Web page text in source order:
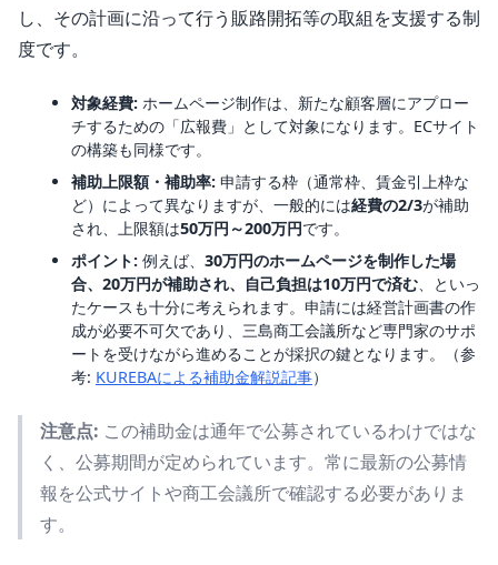
し、その計画に沿って行う販路開拓等の取組を支援する制
度です。
対象経費: ホームページ制作は、新たな顧客層にアプロー
チするための「広報費」として対象になります。ECサイト
の構築も同様です。
補助上限額・補助率: 申請する枠（通常枠、賃金引上枠な
ど）によって異なりますが、一般的には経費の2/3が補助
され、上限額は50万円～200万円です。
ポイント: 例えば、 30万円のホームページを制作した場
合、20万円が補助され、自己負担は10万円で済む、といっ
たケースも十分に考えられます。申請には経営計画書の作
成が必要不可欠であり、三島商工会議所など専門家のサポ
ートを受けながら進めることが採択の鍵となります。（参
考: KUREBAによる補助金解説記事）
注意点: この補助金は通年で公募されているわけではな
く、公募期間が定められています。常に最新の公募情
報を公式サイトや商工会議所で確認する必要がありま
す。